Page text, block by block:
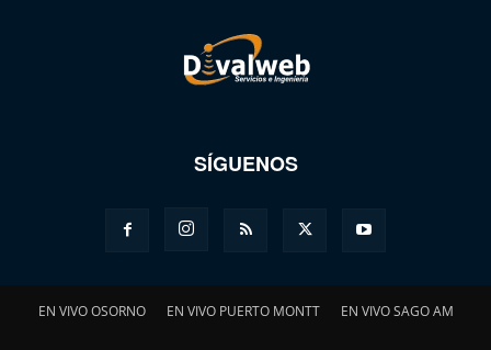
SÍGUENOS
EN VIVO OSORNO EN VIVO PUERTO MONTT EN VIVO SAGO AM